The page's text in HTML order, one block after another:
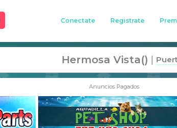
Conectate Registrate
Anuncios Pagados
Hermosa Vista()